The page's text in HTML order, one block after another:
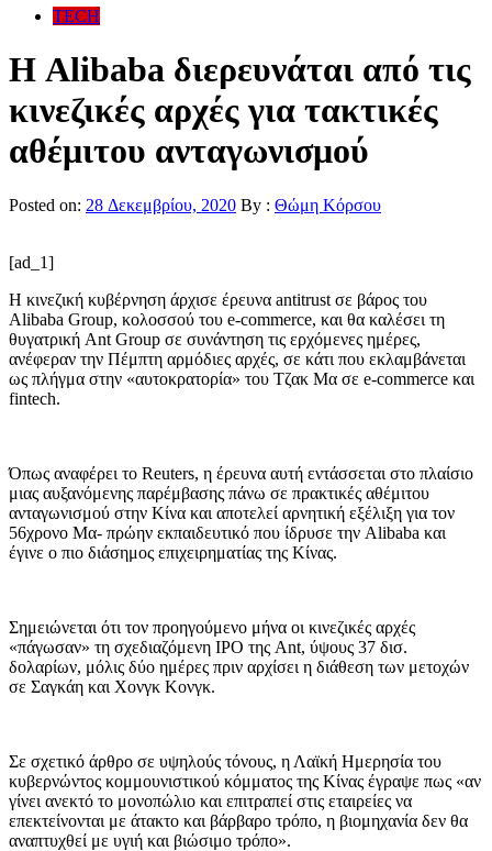
TECH
Η Alibaba διερευνάται από τις
κινεζικές αρχές για τακτικές
αθέμιτου ανταγωνισμού
Posted on: 28 Δεκεμβρίου, 2020 By : Θώμη Κόρσου
[ad_1]
H κινεζική κυβέρνηση άρχισε έρευνα antitrust σε βάρος του
Alibaba Group, κολοσσού του e-commerce, και θα καλέσει τη
θυγατρική Ant Group σε συνάντηση τις ερχόμενες ημέρες,
ανέφεραν την Πέμπτη αρμόδιες αρχές, σε κάτι που εκλαμβάνεται
ως πλήγμα στην «αυτοκρατορία» του Τζακ Μα σε e-commerce και
fintech.
Όπως αναφέρει το Reuters, η έρευνα αυτή εντάσσεται στο πλαίσιο
μιας αυξανόμενης παρέμβασης πάνω σε πρακτικές αθέμιτου
ανταγωνισμού στην Κίνα και αποτελεί αρνητική εξέλιξη για τον
56χρονο Μα- πρώην εκπαιδευτικό που ίδρυσε την Alibaba και
έγινε ο πιο διάσημος επιχειρηματίας της Κίνας.
Σημειώνεται ότι τον προηγούμενο μήνα οι κινεζικές αρχές
«πάγωσαν» τη σχεδιαζόμενη IPO της Ant, ύψους 37 δισ.
δολαρίων, μόλις δύο ημέρες πριν αρχίσει η διάθεση των μετοχών
σε Σαγκάη και Χονγκ Κονγκ.
Σε σχετικό άρθρο σε υψηλούς τόνους, η Λαϊκή Ημερησία του
κυβερνώντος κομμουνιστικού κόμματος της Κίνας έγραψε πως «αν
γίνει ανεκτό το μονοπώλιο και επιτραπεί στις εταιρείες να
επεκτείνονται με άτακτο και βάρβαρο τρόπο, η βιομηχανία δεν θα
αναπτυχθεί με υγιή και βιώσιμο τρόπο».